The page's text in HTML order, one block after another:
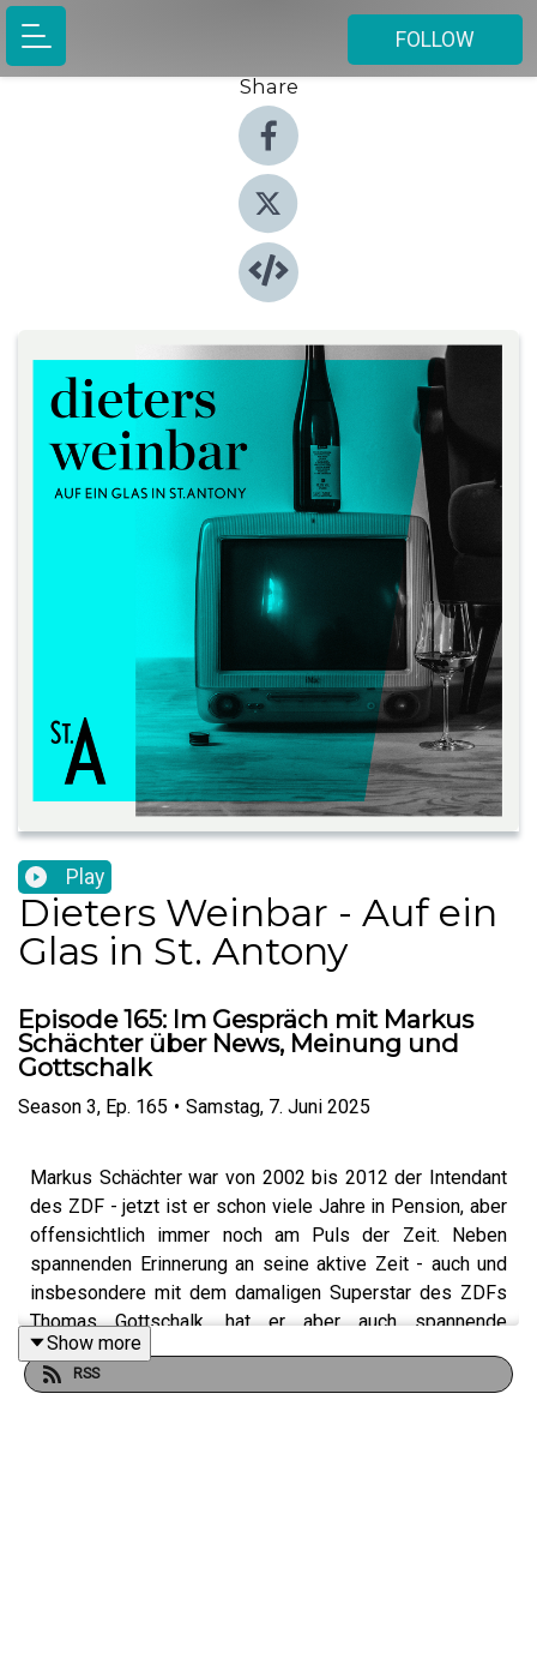
FOLLOW
Share
Play
Dieters Weinbar - Auf ein
Glas in St. Antony
Episode 165: Im Gespräch mit Markus
Schächter über News, Meinung und
Gottschalk
Season 3, Ep. 165 • Samstag, 7. Juni 2025
Markus Schächter war von 2002 bis 2012 der Intendant
des ZDF - jetzt ist er schon viele Jahre in Pension, aber
offensichtlich immer noch am Puls der Zeit. Neben
spannenden Erinnerung an seine aktive Zeit - auch und
insbesondere mit dem damaligen Superstar des ZDFs
Thomas Gottschalk, hat er aber auch spannende
Gedanken zur aktuellen Mediensituation. Ein Stück
Geschichte und Ausblick in einer Episode mit einem
Show more
RSS